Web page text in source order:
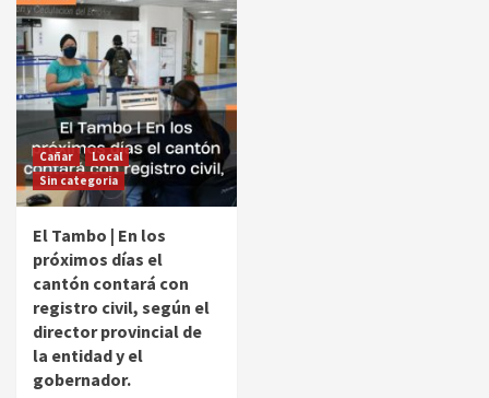
Cañar
Local
Sin categoria
El Tambo | En los
próximos días el
cantón contará con
registro civil, según el
director provincial de
la entidad y el
gobernador.